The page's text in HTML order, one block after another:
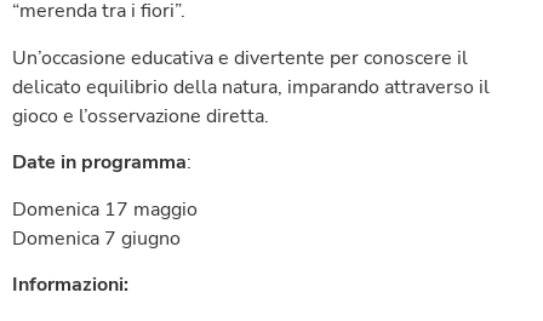
“merenda tra i fiori”.
Un’occasione educativa e divertente per conoscere il
delicato equilibrio della natura, imparando attraverso il
gioco e l’osservazione diretta.
Date in programma:
Domenica 17 maggio
Domenica 7 giugno
Informazioni: